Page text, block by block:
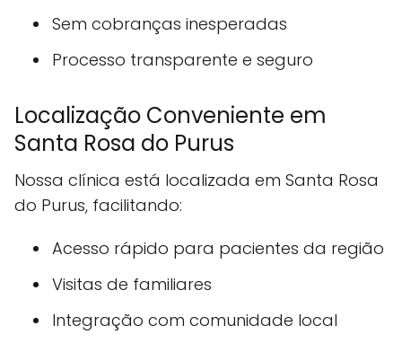
Sem cobranças inesperadas
Processo transparente e seguro
Localização Conveniente em
Santa Rosa do Purus
Nossa clínica está localizada em Santa Rosa
do Purus, facilitando:
Acesso rápido para pacientes da região
Visitas de familiares
Integração com comunidade local